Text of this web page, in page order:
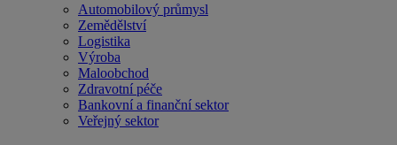
Automobilový průmysl
Zemědělství
Logistika
Výroba
Maloobchod
Zdravotní péče
Bankovní a finanční sektor
Veřejný sektor